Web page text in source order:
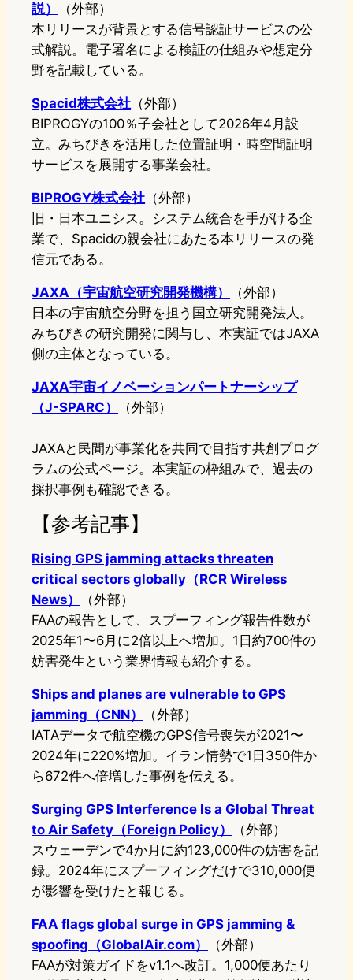
説）
（外部）
本リリースが背景とする信号認証サービスの公
式解説。電子署名による検証の仕組みや想定分
野を記載している。
Spacid株式会社 （外部）
BIPROGYの100％子会社として2026年4月設
立。みちびきを活用した位置証明・時空間証明
サービスを展開する事業会社。
BIPROGY株式会社 （外部）
旧・日本ユニシス。システム統合を手がける企
業で、Spacidの親会社にあたる本リリースの発
信元である。
JAXA（宇宙航空研究開発機構）
（外部）
日本の宇宙航空分野を担う国立研究開発法人。
みちびきの研究開発に関与し、本実証ではJAXA
側の主体となっている。
JAXA宇宙イノベーションパートナーシップ
（J-SPARC）
（外部）
JAXAと民間が事業化を共同で目指す共創プログ
ラムの公式ページ。本実証の枠組みで、過去の
採択事例も確認できる。
【参考記事】
Rising GPS jamming attacks threaten
critical sectors globally（RCR Wireless
News）
（外部）
FAAの報告として、スプーフィング報告件数が
2025年1〜6月に2倍以上へ増加。1日約700件の
妨害発生という業界情報も紹介する。
Ships and planes are vulnerable to GPS
jamming（CNN）
（外部）
IATAデータで航空機のGPS信号喪失が2021〜
2024年に220%増加。イラン情勢で1日350件か
ら672件へ倍増した事例を伝える。
Surging GPS Interference Is a Global Threat
to Air Safety（Foreign Policy）
（外部）
スウェーデンで4か月に約123,000件の妨害を記
録。2024年にスプーフィングだけで310,000便
が影響を受けたと報じる。
FAA flags global surge in GPS jamming &
spoofing（GlobalAir.com）
（外部）
FAAが対策ガイドをv1.1へ改訂。1,000便あたり